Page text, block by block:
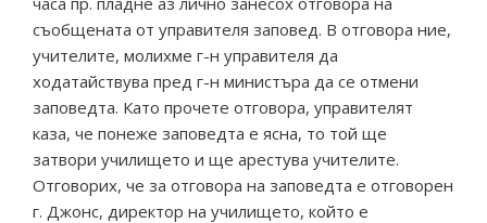
съобщената от управителя заповед. В отговора ние,
учителите, молихме г-н управителя да
ходатайствува пред г-н министъра да се отмени
заповедта. Като прочете отговора, управителят
каза, че понеже заповедта е ясна, то той ще
затвори училището и ще арестува учителите.
Отговорих, че за отговора на заповедта е отговорен
г. Джонс, директор на училището, който е